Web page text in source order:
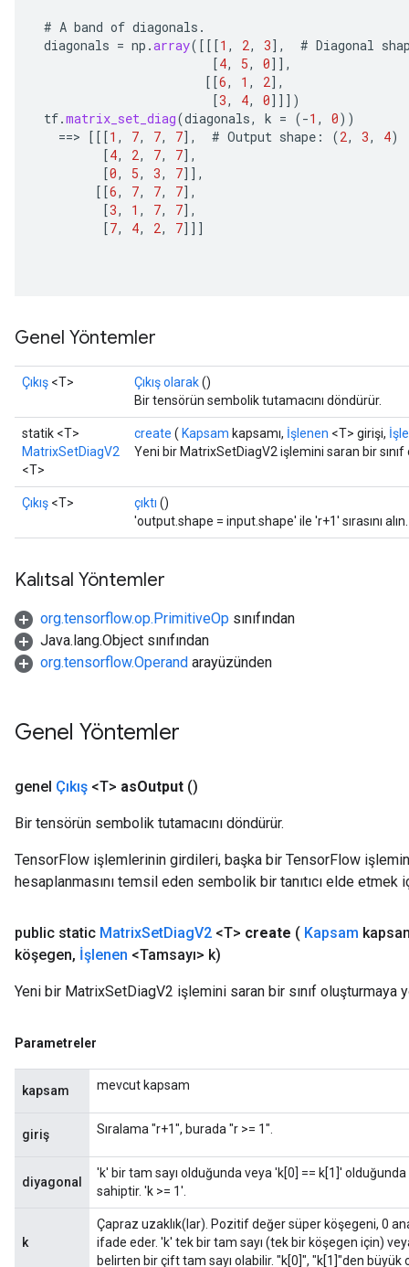
# A band of diagonals .
diagonals = np .array( [[[1 , 2, 3] , # Diagonal
[4, 5, 0]] ,
[[6, 1 , 2] ,
[3, 4, 0]]] )
tf.matrix_set_diag(diagonals, k = (-1 , 0))
==> [[[1 , 7, 7, 7] , # Output shape : (2, 3, 4)
[4, 2, 7, 7] ,
[0, 5, 3, 7]] ,
[[6, 7, 7, 7] ,
[3, 1 , 7, 7] ,
[7, 4, 2, 7]]]
Genel Yöntemler
Çıkış <T> Çıkış olarak()
Bir tensörün sembolik tutamacını döndürür.
statik <T>
MatrixSetDiagV2
<T>
create ( Kapsam kapsamı, İşlenen <T> girişi,
Yeni bir MatrixSetDiagV2 işlemini saran bir
Çıkış <T> çıktı ()
'output.shape = input.shape' ile 'r+1' sırasını alın.
Kalıtsal Yöntemler
org.tensorflow.op.PrimitiveOp sınıfından
Java.lang.Object sınıfından
org.tensorflow.Operand arayüzünden
Genel Yöntemler
genel Çıkış <T> asOutput ()
Bir tensörün sembolik tutamacını döndürür.
TensorFlow işlemlerinin girdileri, başka bir TensorFlow
hesaplanmasını temsil eden sembolik bir tanıtıcı elde etmek
public static MatrixSetDiagV2 <T> create ( Kapsam
köşegen, İşlenen <Tamsayı> k)
Yeni bir MatrixSetDiagV2 işlemini saran bir sınıf oluşturmaya
Parametreler
kapsam mevcut kapsam
giriş Sıralama "r+1", burada "r >= 1".
diyagonal
'k' bir tam sayı olduğunda veya 'k[0] == k[1]'
sahiptir. 'k >= 1'.
k
Çapraz uzaklık(lar). Pozitif değer süper köşegeni, 0
ifade eder. 'k' tek bir tam sayı (tek bir köşegen için)
belirten bir çift tam sayı olabilir. "k[0]", "k[1]"den büyük